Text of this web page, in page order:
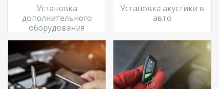
Установка
дополнительного
оборудования
Установка акустики в
авто